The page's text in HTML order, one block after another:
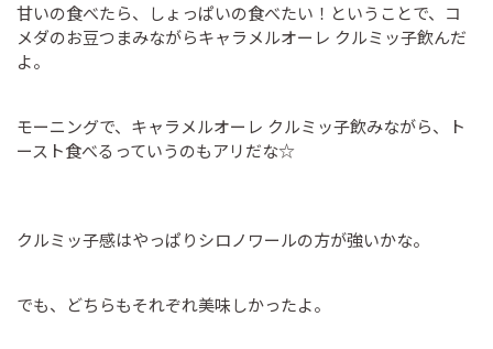
甘いの食べたら、しょっぱいの食べたい！ということで、コ
メダのお豆つまみながらキャラメルオーレ クルミッ子飲んだ
よ。
モーニングで、キャラメルオーレ クルミッ子飲みながら、ト
ースト食べるっていうのもアリだな☆
クルミッ子感はやっぱりシロノワールの方が強いかな。
でも、どちらもそれぞれ美味しかったよ。